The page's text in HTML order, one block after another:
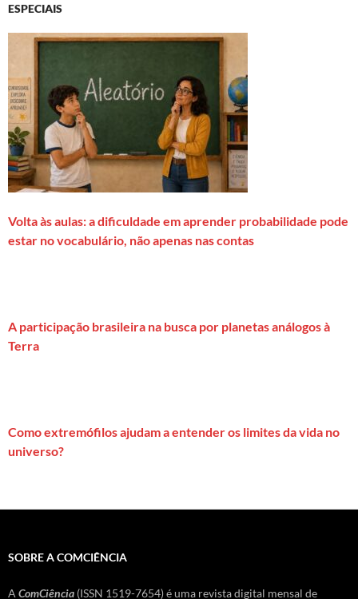
ESPECIAIS
Volta às aulas: a dificuldade em aprender probabilidade pode
estar no vocabulário, não apenas nas contas
A participação brasileira na busca por planetas análogos à
Terra
Como extremófilos ajudam a entender os limites da vida no
universo?
SOBRE A COMCIÊNCIA
A ComCiência (ISSN 1519-7654) é uma revista digital mensal de